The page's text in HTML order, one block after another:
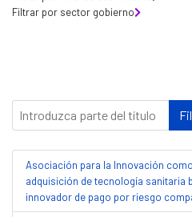
Filtrar por sector gobierno
Asociación para la Innovación
adquisición de tecnología sanitaria
innovador de pago por riesgo